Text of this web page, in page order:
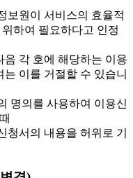
보원이 서비스의 효율적
하여 필요하다고 인정
각 호에 해당하는 이용
이를 거절할 수 있습니
명의를 사용하여 이용신
청서의 내용을 허위로 기